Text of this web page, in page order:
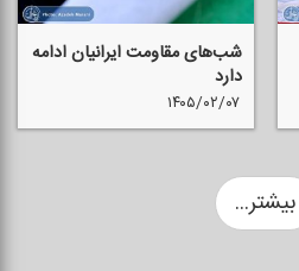
شب‌های مقاومت ایرانیان ادامه
دارد
۱۴۰۵/۰۲/۰۷
بیشتر...